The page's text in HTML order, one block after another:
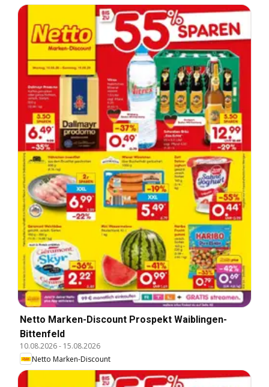
Netto Marken-Discount Prospekt Waiblingen-
Bittenfeld
10.08.2026- 15.08.2026
Netto Marken-Discount